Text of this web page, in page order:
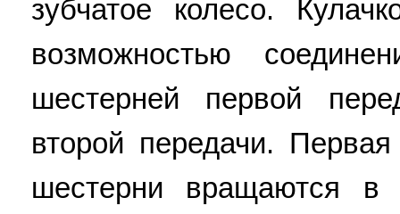
зубчатое колесо.
возможностью
шестерней первой
второй передачи.
шестерни вращаются в